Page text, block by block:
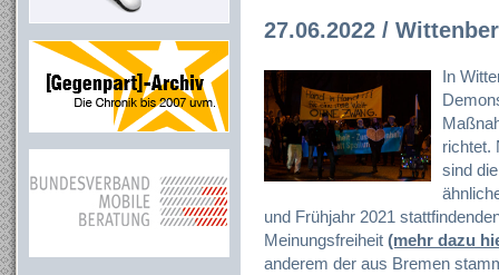
27.06.2022 /
In
richtet.
sind
und Frühjahr 2021
Meinungsfreiheit (mehr dazu
anderem der aus Bremen